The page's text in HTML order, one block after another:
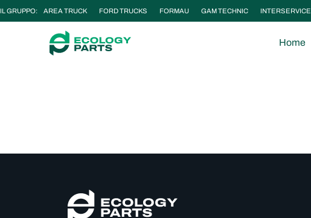
IL GRUPPO: AREA TRUCK FORD TRUCKS FORMAU GAM TECHNIC INTERSERVICE
Home